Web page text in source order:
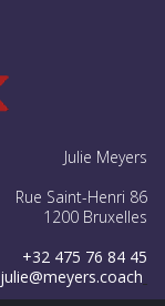
Julie Meyers
Rue Saint-Henri 86
1200 Bruxelles
+32 475 76 84 45
julie@meyers.coach